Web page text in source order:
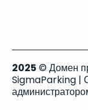
2025 © Домен
SigmaParking |